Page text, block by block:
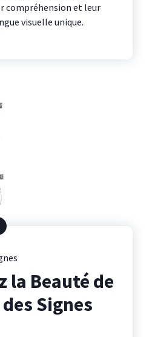
compréhension et leur
visuelle unique.
la Beauté de
Signes